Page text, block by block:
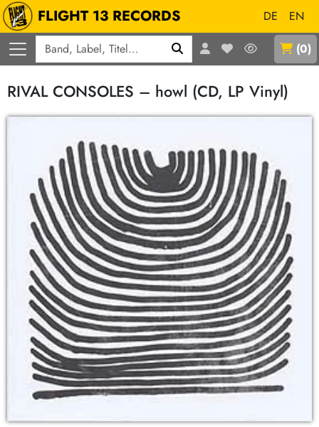
FLIGHT 13 RECORDS DE
EN
(0)
RIVAL CONSOLES – howl (CD, LP Vinyl)